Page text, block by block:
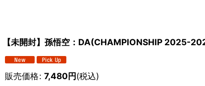
【未開封】孫悟空：DA(CHAMPIONSHIP 2025-
販売価格: 7,480円(税込)